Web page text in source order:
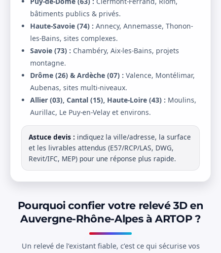
bâtiments publics & privés.
Haute-Savoie (74) : Annecy, Annemasse, Thonon-
les-Bains, sites complexes.
Savoie (73) : Chambéry, Aix-les-Bains, projets
montagne.
Drôme (26) & Ardèche (07) : Valence, Montélimar,
Aubenas, sites multi-niveaux.
Allier (03), Cantal (15), Haute-Loire (43) : Moulins,
Aurillac, Le Puy-en-Velay et environs.
Astuce devis : indiquez la ville/adresse, la surface
et les livrables attendus (E57/RCP/LAS, DWG,
Revit/IFC, MEP) pour une réponse plus rapide.
Pourquoi confier votre relevé 3D en
Auvergne-Rhône-Alpes à ARTOP ?
Un relevé de l’existant fiable, c’est ce qui sécurise vos